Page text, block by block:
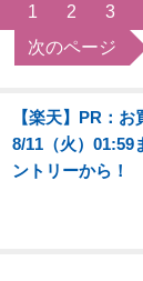
1 2 3
次のページ
【楽天】PR：
8/11（火）
ントリーから！